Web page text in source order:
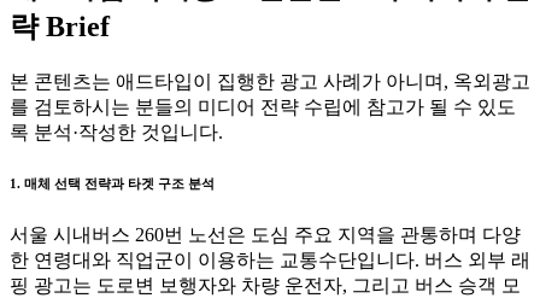
략 Brief
본 콘텐츠는 애드타입이 집행한 광고 사례가 아니며, 옥외광고
를 검토하시는 분들의 미디어 전략 수립에 참고가 될 수 있도
록 분석·작성한 것입니다.
1. 매체 선택 전략과 타겟 구조 분석
서울 시내버스 260번 노선은 도심 주요 지역을 관통하며 다양
한 연령대와 직업군이 이용하는 교통수단입니다. 버스 외부 래
핑 광고는 도로변 보행자와 차량 운전자, 그리고 버스 승객 모